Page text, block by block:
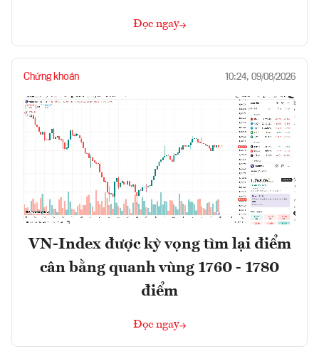
Đọc ngay
Chứng khoán 10:24, 09/08/2026
VN-Index được kỳ vọng tìm lại điểm
cân bằng quanh vùng 1760 - 1780
điểm
Đọc ngay